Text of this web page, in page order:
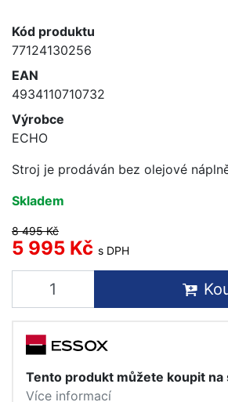
Kód produktu
77124130256
EAN
4934110710732
Výrobce
ECHO
Stroj je prodáván bez olejové
Skladem
8 495 Kč
5 995 Kč s DPH
Tento produkt můžete koupit na
Více informací